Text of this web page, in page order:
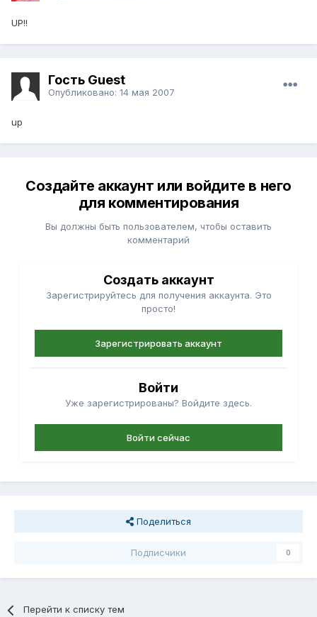
UP!!
Гость Guest
Опубликовано: 14 мая 2007
up
Создайте аккаунт или войдите в него
для комментирования
Вы должны быть пользователем, чтобы оставить
комментарий
Создать аккаунт
Зарегистрируйтесь для получения аккаунта. Это
просто!
Зарегистрировать аккаунт
Войти
Уже зарегистрированы? Войдите здесь.
Войти сейчас
Поделиться
Подписчики 0
Перейти к списку тем